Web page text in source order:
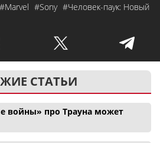
#Marvel #Sony #Человек-паук: Новый
СТАТЬИ
войны» про Трауна может